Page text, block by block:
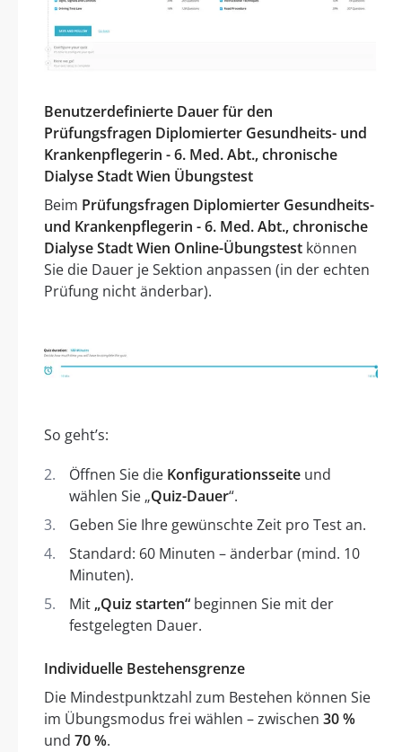
Benutzerdefinierte Dauer für den
Prüfungsfragen Diplomierter Gesundheits- und
Krankenpflegerin - 6. Med. Abt., chronische
Dialyse Stadt Wien Übungstest
Beim Prüfungsfragen Diplomierter Gesundheits-
und Krankenpflegerin - 6. Med. Abt., chronische
Dialyse Stadt Wien Online-Übungstest können
Sie die Dauer je Sektion anpassen (in der echten
Prüfung nicht änderbar).
So geht’s:
Öffnen Sie die Konfigurationsseite und
wählen Sie „Quiz-Dauer“.
Geben Sie Ihre gewünschte Zeit pro Test an.
Standard: 60 Minuten – änderbar (mind. 10
Minuten).
Mit „Quiz starten“ beginnen Sie mit der
festgelegten Dauer.
Individuelle Bestehensgrenze
Die Mindestpunktzahl zum Bestehen können Sie
im Übungsmodus frei wählen – zwischen 30 %
und 70 %.